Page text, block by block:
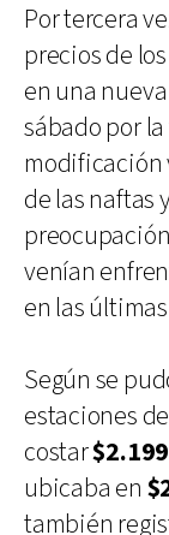
Por tercera
precios de los
en una
sábado por
modificación
de las naftas
venían
en las
Según se
estaciones
costar$2.199
ubicaba en
también